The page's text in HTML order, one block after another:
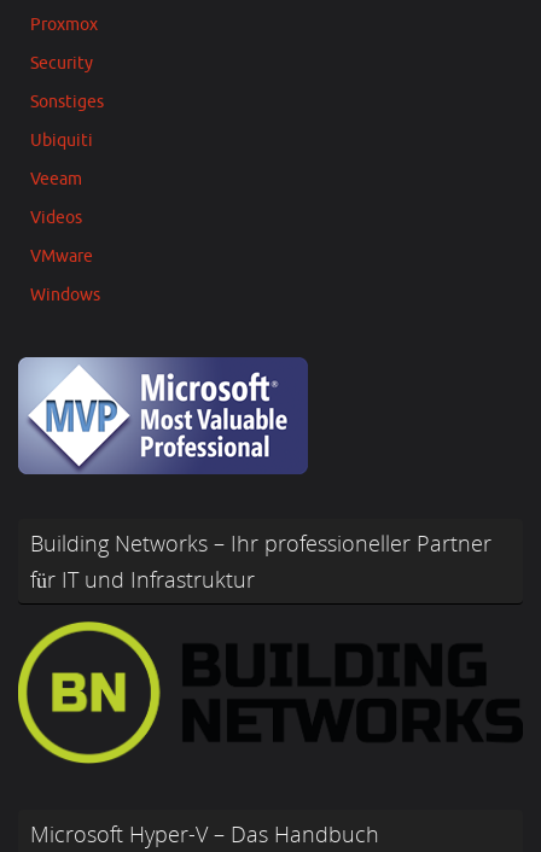
Proxmox
Security
Sonstiges
Ubiquiti
Veeam
Videos
VMware
Windows
Building Networks – Ihr professioneller Partner
für IT und Infrastruktur
Microsoft Hyper-V – Das Handbuch